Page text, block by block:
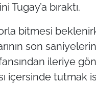
Tugay’a bıraktı.
bitmesi
son
ileriye
içersinde tutmak